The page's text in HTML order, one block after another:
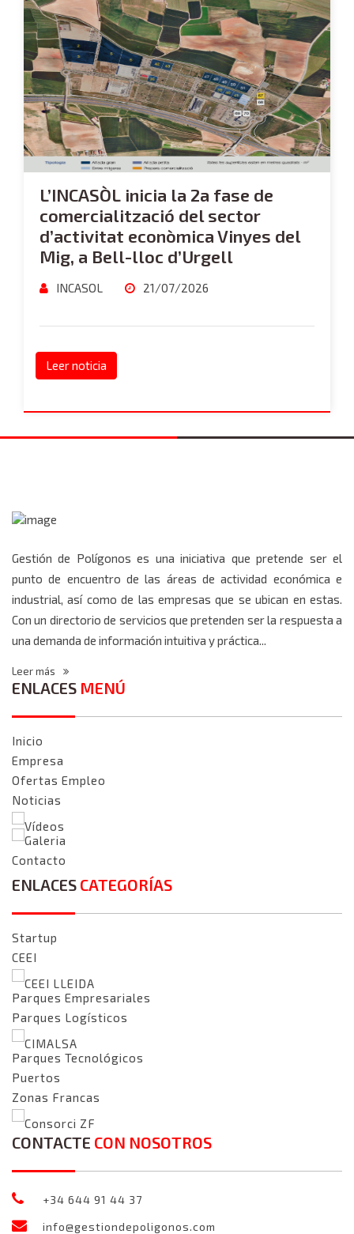
L’INCASÒL inicia la 2a fase de
comercialització del sector
d’activitat econòmica Vinyes del
Mig, a Bell-lloc d’Urgell
INCASOL 21/07/2026
Leer noticia
Gestión de Polígonos es una iniciativa que pretende ser el
punto de encuentro de las áreas de actividad económica e
industrial, así como de las empresas que se ubican en estas.
Con un directorio de servicios que pretenden ser la respuesta a
una demanda de información intuitiva y práctica...
Leer más
ENLACES MENÚ
Inicio
Empresa
Ofertas Empleo
Noticias
Vídeos
Galeria
Contacto
ENLACES CATEGORÍAS
Startup
CEEI
CEEI LLEIDA
Parques Empresariales
Parques Logísticos
CIMALSA
Parques Tecnológicos
Puertos
Zonas Francas
Consorci ZF
CONTACTE CON NOSOTROS
+34 644 91 44 37
info@gestiondepoligonos.com